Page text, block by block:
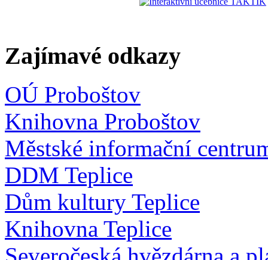
Zajímavé odkazy
OÚ Proboštov
Knihovna Proboštov
Městské informační
DDM Teplice
Dům kultury Teplice
Knihovna Teplice